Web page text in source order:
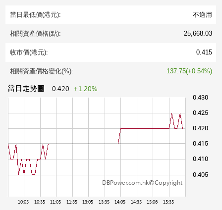
當日最低價(港元): 不適用
相關資產價格(點): 25,668.03
收市價(港元): 0.415
相關資產價格變化(%): 137.75(+0.54%)